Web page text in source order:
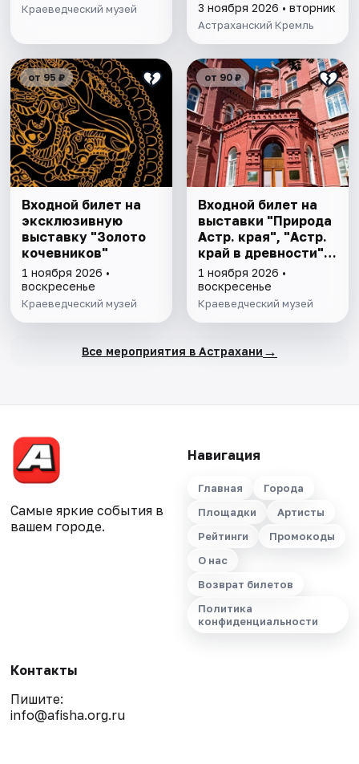
Краеведческий музей 3 ноября 2026 • вторник
Астраханский Кремль
от 95 ₽
Входной билет на
эксклюзивную
выставку "Золото
кочевников"
1 ноября 2026 •
воскресенье
Краеведческий музей
от 90 ₽
Входной билет на
выставки "Природа
Астр. края", "Астр.
край в древности",
"Заселение Астр.
края"
1 ноября 2026 •
воскресенье
Краеведческий музей
Все мероприятия в Астрахани →
Самые яркие события в
вашем городе.
Навигация
Главная
Города
Площадки
Артисты
Рейтинги
Промокоды
О нас
Возврат билетов
Политика
конфиденциальности
Контакты
Пишите:
info@afisha.org.ru